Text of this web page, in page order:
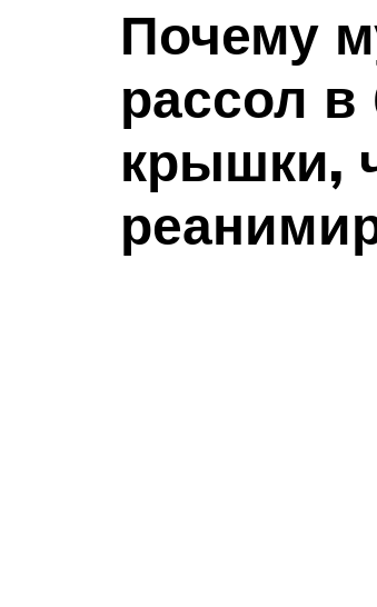
Почему
рассол в
крышки,